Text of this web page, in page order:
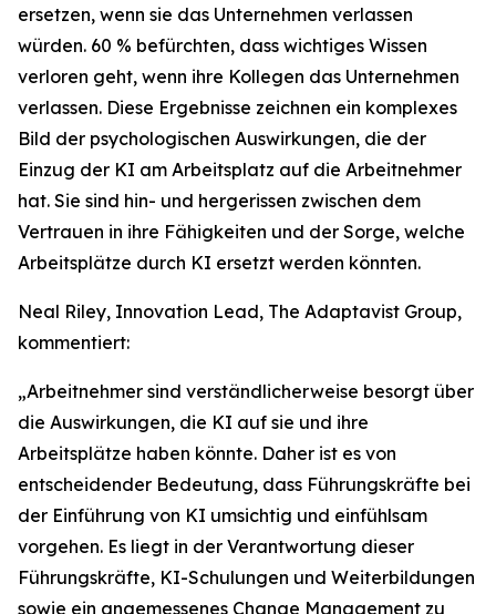
ersetzen, wenn sie das Unternehmen verlassen
würden. 60 % befürchten, dass wichtiges Wissen
verloren geht, wenn ihre Kollegen das Unternehmen
verlassen. Diese Ergebnisse zeichnen ein komplexes
Bild der psychologischen Auswirkungen, die der
Einzug der KI am Arbeitsplatz auf die Arbeitnehmer
hat. Sie sind hin- und hergerissen zwischen dem
Vertrauen in ihre Fähigkeiten und der Sorge, welche
Arbeitsplätze durch KI ersetzt werden könnten.
Neal Riley, Innovation Lead, The Adaptavist Group,
kommentiert:
„Arbeitnehmer sind verständlicherweise besorgt über
die Auswirkungen, die KI auf sie und ihre
Arbeitsplätze haben könnte. Daher ist es von
entscheidender Bedeutung, dass Führungskräfte bei
der Einführung von KI umsichtig und einfühlsam
vorgehen. Es liegt in der Verantwortung dieser
Führungskräfte, KI-Schulungen und Weiterbildungen
sowie ein angemessenes Change Management zu